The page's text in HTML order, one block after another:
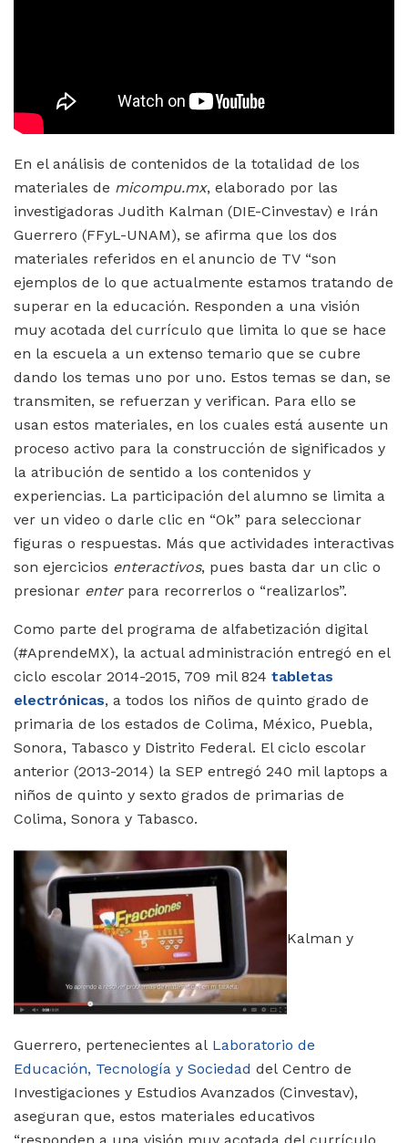
En el análisis de contenidos de la totalidad de los
materiales de micompu.mx, elaborado por las
investigadoras Judith Kalman (DIE-Cinvestav) e Irán
Guerrero (FFyL-UNAM), se afirma que los dos
materiales referidos en el anuncio de TV “son
ejemplos de lo que actualmente estamos tratando de
superar en la educación. Responden a una visión
muy acotada del currículo que limita lo que se hace
en la escuela a un extenso temario que se cubre
dando los temas uno por uno. Estos temas se dan, se
transmiten, se refuerzan y verifican. Para ello se
usan estos materiales, en los cuales está ausente un
proceso activo para la construcción de significados y
la atribución de sentido a los contenidos y
experiencias. La participación del alumno se limita a
ver un video o darle clic en “Ok” para seleccionar
figuras o respuestas. Más que actividades interactivas
son ejercicios enteractivos, pues basta dar un clic o
presionar enterpara recorrerlos o “realizarlos”.
Como parte del programa de alfabetización digital
(#AprendeMX), la actual administración entregó en el
ciclo escolar 2014-2015, 709 mil 824 tabletas
electrónicas, a todos los niños de quinto grado de
primaria de los estados de Colima, México, Puebla,
Sonora, Tabasco y Distrito Federal. El ciclo escolar
anterior (2013-2014) la SEP entregó 240 mil laptops a
niños de quinto y sexto grados de primarias de
Colima, Sonora y Tabasco.
Kalman y
Guerrero, pertenecientes al Laboratorio de
Educación, Tecnología y Sociedad del Centro de
Investigaciones y Estudios Avanzados (Cinvestav),
aseguran que, estos materiales educativos